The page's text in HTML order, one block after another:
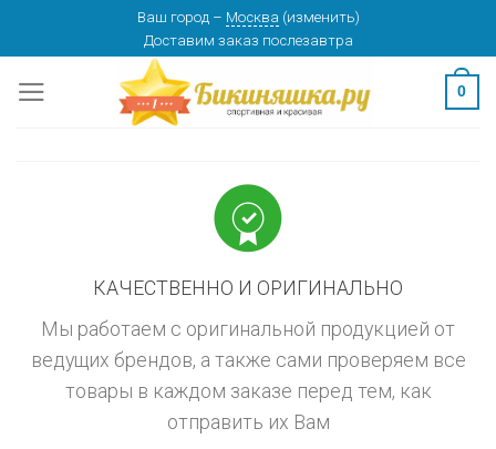
content
Ваш город – Москва (изменить)
Доставим заказ послезавтра
0
КАЧЕСТВЕННО И ОРИГИНАЛЬНО
Мы работаем с оригинальной продукцией от
ведущих брендов, а также сами проверяем все
товары в каждом заказе перед тем, как
отправить их Вам
изменить